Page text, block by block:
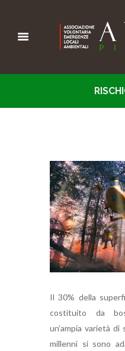
Il 30% della
costituito da
un’ampia varietà
millenni si sono